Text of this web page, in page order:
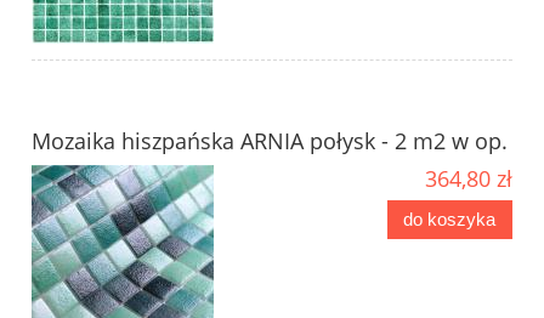
Mozaika hiszpańska ARNIA połysk - 2 m2 w op.
364,80 zł
do koszyka